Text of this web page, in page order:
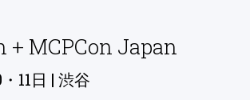
+ MCPCon Japan
11日 | 渋谷